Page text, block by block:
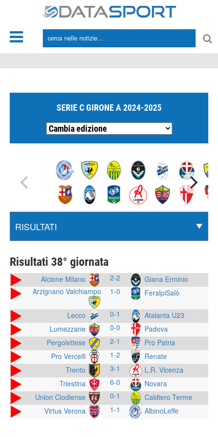
SERIE C GIRONE A 2024-2025
Risultati 38° giornata
Alcione Milano 2-2
Giana Erminio
Arzignano Valchiampo
1-0 FeralpiSalò
Lecco 0-1
Atalanta U23
Lumezzane
0-0
Padova
Pergolettese
2-1
Pro Patria
Pro Vercelli
1-2
Renate
Trento
3-1
L.R. Vicenza
Triestina
6-0
Novara
Union Clodiense
0-1
Caldiero Terme
Virtus Verona
1-1 AlbinoLeffe